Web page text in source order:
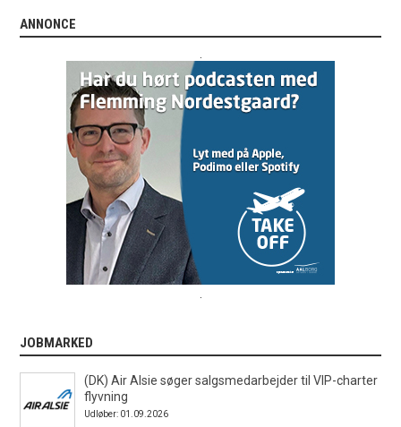
ANNONCE
JOBMARKED
(DK) Air Alsie søger salgsmedarbejder til VIP-charter
flyvning
Udløber: 01.09.2026